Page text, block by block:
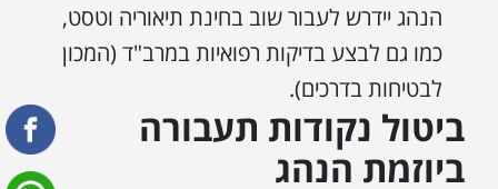
הנהג יידרש לעבור שוב בחינת תיאוריה וטסט,
כמו גם לבצע בדיקות רפואיות במרב"ד (המכון
לבטיחות בדרכים).
ביטול נקודות תעבורה
ביוזמת הנהג